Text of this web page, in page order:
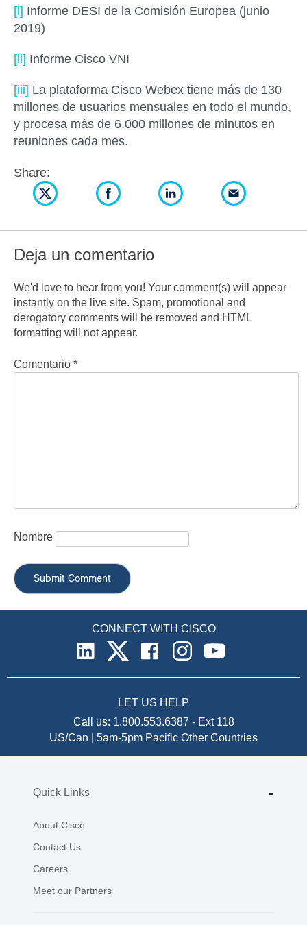
[i] Informe DESI de la Comisión Europea (junio
2019)
[ii] Informe Cisco VNI
[iii] La plataforma Cisco Webex tiene más de 130
millones de usuarios mensuales en todo el mundo,
y procesa más de 6.000 millones de minutos en
reuniones cada mes.
Share:
Deja un comentario
We'd love to hear from you! Your comment(s) will appear
instantly on the live site. Spam, promotional and
derogatory comments will be removed and HTML
formatting will not appear.
Comentario *
Nombre
CONNECT WITH CISCO
LET US HELP
Call us: 1.800.553.6387 - Ext 118
US/Can | 5am-5pm Pacific Other Countries